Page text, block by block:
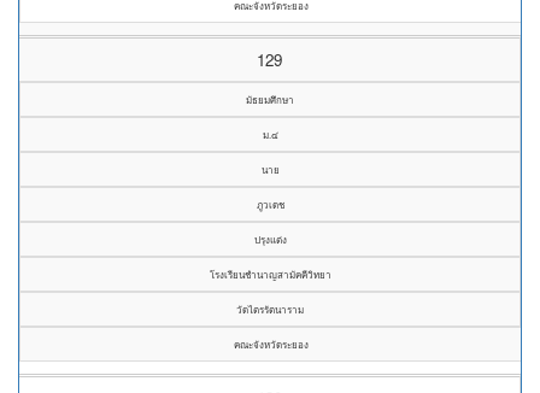
คณะจังหวัดระยอง
129
มัธยมศึกษา
ม.๔
นาย
ภูวเดช
ปรุงแต่ง
โรงเรียนชำนาญสามัคคีวิทยา
วัดไตรรัตนาราม
คณะจังหวัดระยอง